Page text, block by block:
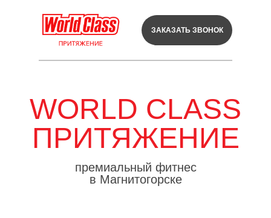
WORLD CLASS
ПРИТЯЖЕНИЕ
премиальный фитнес
в Магнитогорске
ЗАКАЗАТЬ ЗВОНОК